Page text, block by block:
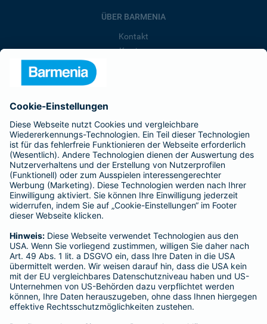
ÜBER BARMENIA
Kontakt
Karriere
Affiliate-Partner werden
Barmenia ist Teil der BarmeniaGothaer
BELIEBTE SEITEN
Kranken-Zusatzversicherung
Tierversicherungen
Haftpflichtversicherung
Hausratversicherung
SERVICE
Adresse ändern
Schaden melden
Kilometerstandsmeldung
Serviceübersicht